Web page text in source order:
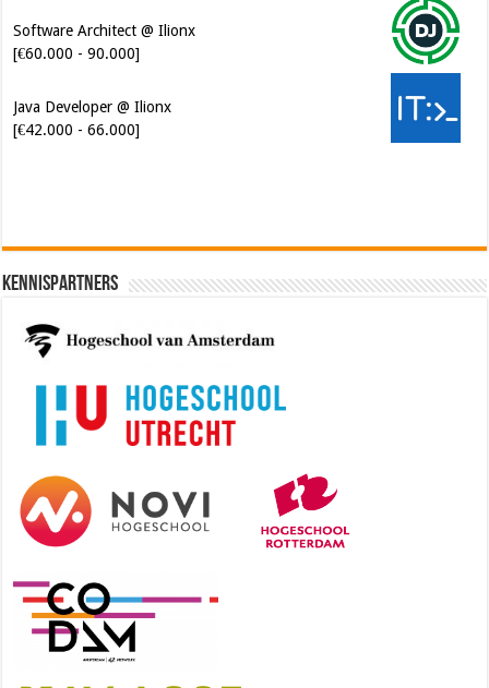
Software Architect @ Ilionx
[€60.000 - 90.000]
Java Developer @ Ilionx
[€42.000 - 66.000]
Kennispartners